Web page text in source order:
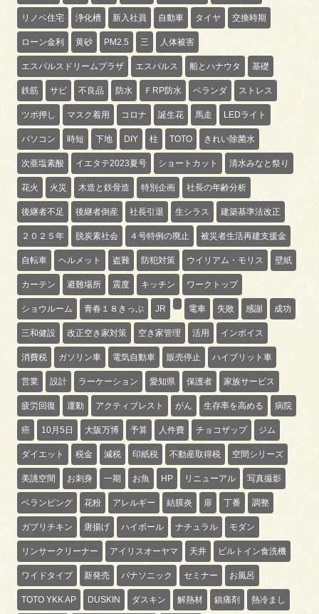
リノベ住宅 浄化槽 新入社員 自動車 タイヤ 交換時期
ローン金利 黄砂 PM2.5 三 人体被害
エスパルスドリームプラザ エスパルス 船とハナウタ 基礎
鉄筋 サビ 不良品 防水 ＦRP防水 ベランダ ストレス
ツボ押し マスク着用 コロナ 誕生花 馬走 LEDライト
パソコン 時短 下地 DIY 柱 TOTO きれい除菌水
次亜塩素酸 イエタテ2023夏号 ショートカット 清水みなと祭り
花火 火災 木造と鉄骨造 特別企画 社長の年齢分析
後継者不足 後継者倒産 社長引退 生シラス 建築基準法改正
２０２５年 脱炭素社会 ４号特例の廃止 被災者生活再建支援金
自転車 ヘルメット 盗難 防犯対策 ウイリアム・モリス 壁紙
カーテン 避難場所 震度 キッチン ワークトップ
ショウルーム 青春１８きっぷ JR 電車 失敗 感謝 成功
三和健設 改正空き家対策 空き家管理 活用 インボイス
消費税 ガソリン車 電気自動車 販売停止 ハイブリット車
営業 設計 ラーケーション 愛知県 保護者 家族サービス
疲労回復 運動 アクティブレスト がん 生存率を高める 病院
癌 10月5日 大阪万博 予算 人件費 チョコザップ ジム
ダイエット 税金 減税 印紙税 不動産取得税 空間シリーズ
美誂空間 お刺身 一期 お魚 HP リニューアル 写真撮影
ベランピング 花粉 アレルギー 結膜炎 扉 丁番 調整
ガブリチキン 唐揚げ ハイボール ナチュラル モダン
リンサークリーナー アイリスオーヤマ 天井 ビルトイン食洗機
ワイドタイプ 新発売 パナソニック セミナー お風呂
TOTO YKK AP DUSKIN ダスキン 解熱材 鎮痛剤 熱冷まし